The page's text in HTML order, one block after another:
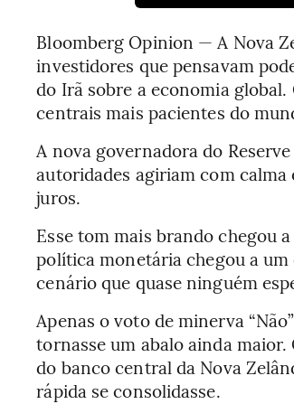
Bloomberg Opinion — A Nova
investidores que pensavam
do Irã sobre a economia
centrais mais pacientes do
A nova governadora do
autoridades agiriam com calma
juros.
Esse tom mais brando chegou
política monetária chegou a
cenário que quase ninguém
Apenas o voto de minerva
tornasse um abalo ainda
do banco central da Nova
rápida se consolidasse.